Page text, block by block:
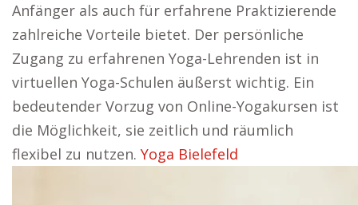
Anfänger als auch für erfahrene Praktizierende
zahlreiche Vorteile bietet. Der persönliche
Zugang zu erfahrenen Yoga-Lehrenden ist in
virtuellen Yoga-Schulen äußerst wichtig. Ein
bedeutender Vorzug von Online-Yogakursen ist
die Möglichkeit, sie zeitlich und räumlich
flexibel zu nutzen. Yoga Bielefeld